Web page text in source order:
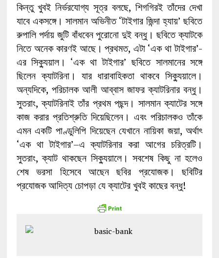
কিন্তু খুবই নির্ভরযোগ্য সূত্র বলছে, শিগগিরই তাঁদের দেখা
যাবে একসঙ্গে। সালমান অভিনীত ‘টাইগার জিন্দা হ্যায়’ ছবিতে
রুপালি পর্দায় জুটি বাঁধবেন পুরোনো দুই বন্ধু। ছবিতে ক্যাটকে
নিতে অনেক কারণই আছে। প্রথমত, এটা ‘এক থা টাইগার’‍-
এর সিক্যুয়াল। ‘এক থা টাইগার’ ছবিতে সালমানের সঙ্গে
ছিলেন ক্যাটরিনা। যার ধারাবাহিকতা থাকবে সিক্যুয়ালে।
অন্যদিকে, পরিচালক আলী আব্বাস জাফর ক্যাটরিনার বন্ধু।
সুতরাং, ক্যাটরিনাই তাঁর প্রথম পছন্দ। সালমান ক্যাটের সঙ্গে
কাজ করার প্রতিশ্রুতি দিয়েছিলেন। এবং পরিচালকও তাঁকে
এমন একটি পাণ্ডুলিপি দিয়েছেন যেখানে নায়িকা জয়া, অর্থাৎ
‘এক থা টাইগার’–এ ক্যাটরিনার করা আগের চরিত্রটি।
সুতরাং, ক্যাট থাকছেন সিক্যুয়ালে। সবশেষ কিছু না হলেও
শেষ ভরসা হিসেবে আছেন ছবির প্রযোজক। ছবিটির
প্রযোজক আদিত্য চোপড়া যে ক্যাটের খুবই কাছের বন্ধু!